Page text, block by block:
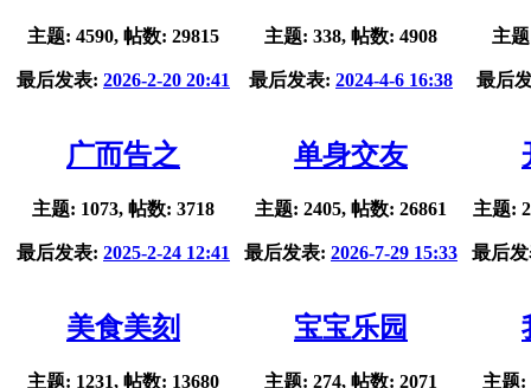
主题: 4590, 帖数: 29815
最后发表: 2026-2-20 20:41
主题: 338, 帖数: 4908
最后发表: 2024-4-6 16:38
主
最后
广而告之
主题: 1073, 帖数: 3718
最后发表: 2025-2-24 12:41
单身交友
主题: 2405, 帖数: 26861
最后发表: 2026-7-29 15:33
主题:
最后
美食美刻
主题: 1231, 帖数: 13680
宝宝乐园
主题: 274, 帖数: 2071 主题: